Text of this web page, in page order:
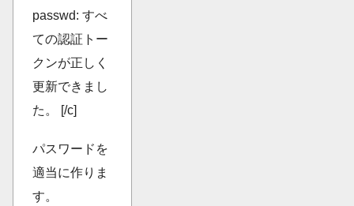
passwd: すべ
ての認証トー
クンが正しく
更新できまし
た。 [/c]
パスワードを
適当に作りま
す。